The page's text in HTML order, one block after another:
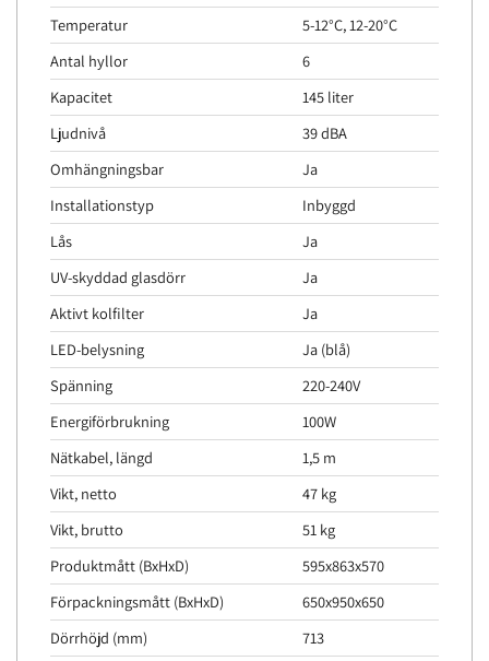
Temperatur
5-12°C, 12-20°C
Antal hyllor
6
Kapacitet
145 liter
Ljudnivå
39 dBA
Omhängningsbar
Ja
Installationstyp
Inbyggd
Lås
Ja
UV-skyddad glasdörr
Ja
Aktivt kolfilter
Ja
LED-belysning
Ja (blå)
Spänning
220-240V
Energiförbrukning
100W
Nätkabel, längd
1,5 m
Vikt, netto
47 kg
Vikt, brutto
51 kg
Produktmått (BxHxD)
595x863x570
Förpackningsmått (BxHxD)
650x950x650
Dörrhöjd (mm)
713